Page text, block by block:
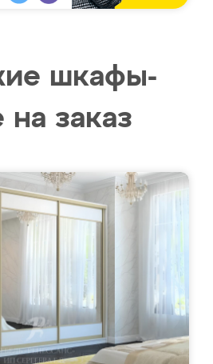
шкафы-
на заказ